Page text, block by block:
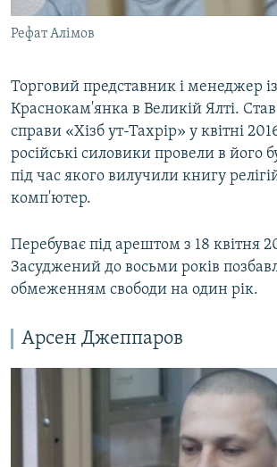
Рефат Алімов
Торговий представник і менеджер
Краснокам'янка в Великій Ялті.
справи «Хізб ут-Тахрір» у квітні
російські силовики провели в його
під час якого вилучили книгу
комп'ютер.
Перебуває під арештом з 18 квітня
Засуджений до восьми років
обмеженням свободи на один рік.
Арсен Джеппаров